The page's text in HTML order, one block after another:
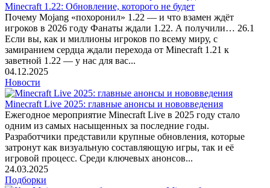
Minecraft 1.22: Обновление, которого не будет
Почему Mojang «похоронил» 1.22 — и что взамен ждёт
игроков в 2026 году Фанаты ждали 1.22. А получили… 26.1
Если вы, как и миллионы игроков по всему миру, с
замиранием сердца ждали перехода от Minecraft 1.21 к
заветной 1.22 — у нас для вас...
04.12.2025
Новости
Minecraft Live 2025: главные анонсы и нововведения
Ежегодное мероприятие Minecraft Live в 2025 году стало
одним из самых насыщенных за последние годы.
Разработчики представили крупные обновления, которые
затронут как визуальную составляющую игры, так и её
игровой процесс. Среди ключевых анонсов...
24.03.2025
Подборки